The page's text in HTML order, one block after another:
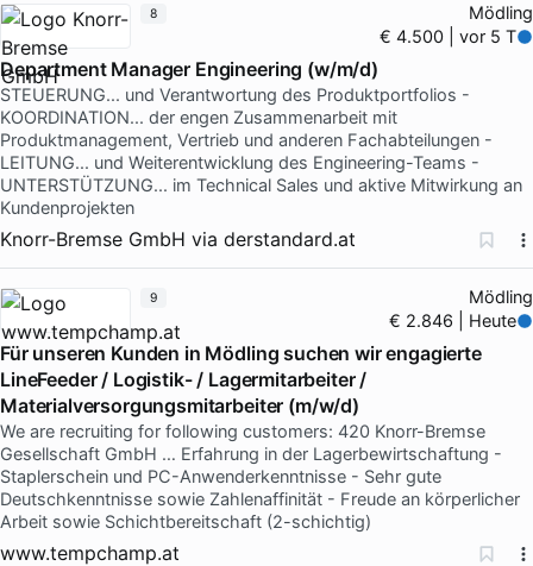
Mödling
€ 4.500 | vor 5 T
Department Manager Engineering (w/m/d)
STEUERUNG... und Verantwortung des Produktportfolios -
KOORDINATION... der engen Zusammenarbeit mit
Produktmanagement, Vertrieb und anderen Fachabteilungen -
LEITUNG... und Weiterentwicklung des Engineering-Teams -
UNTERSTÜTZUNG... im Technical Sales und aktive Mitwirkung an
Kundenprojekten
Knorr-Bremse GmbH via derstandard.at
8
Mödling
€ 2.846 | Heute
Für unseren Kunden in Mödling suchen wir engagierte
LineFeeder / Logistik- / Lagermitarbeiter /
Materialversorgungsmitarbeiter (m/w/d)
We are recruiting for following customers: 420 Knorr-Bremse
Gesellschaft GmbH … Erfahrung in der Lagerbewirtschaftung -
Staplerschein und PC-Anwenderkenntnisse - Sehr gute
Deutschkenntnisse sowie Zahlenaffinität - Freude an körperlicher
Arbeit sowie Schichtbereitschaft (2-schichtig)
www.tempchamp.at
9